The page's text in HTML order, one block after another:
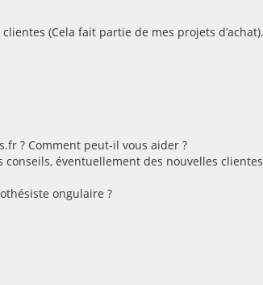
(Cela fait partie de mes projets d’achat).
? Comment peut-il vous aider ?
éventuellement des nouvelles
ongulaire ?